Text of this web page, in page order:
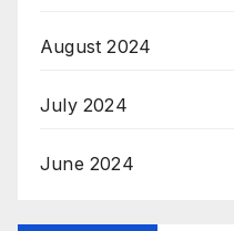
August 2024
July 2024
June 2024